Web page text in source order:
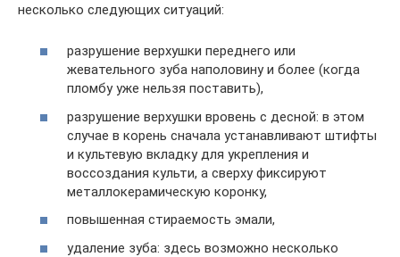
несколько следующих ситуаций:
разрушение верхушки переднего или
жевательного зуба наполовину и более (когда
пломбу уже нельзя поставить),
разрушение верхушки вровень с десной: в этом
случае в корень сначала устанавливают штифты
и культевую вкладку для укрепления и
воссоздания культи, а сверху фиксируют
металлокерамическую коронку,
повышенная стираемость эмали,
удаление зуба: здесь возможно несколько